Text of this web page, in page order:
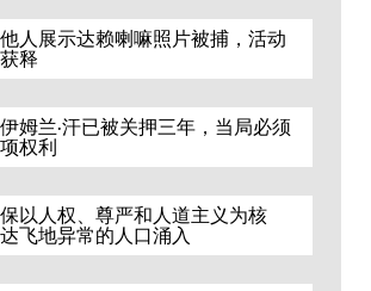
人展示达赖喇嘛照片被捕，活动
释
姆兰·汗已被关押三年，当局必须
权利
以人权、尊严和人道主义为核
飞地异常的人口涌入